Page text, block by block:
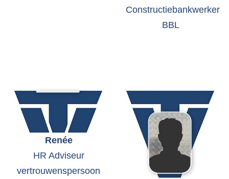
Constructiebankwerker
BBL
Renée
HR Adviseur
vertrouwenspersoon